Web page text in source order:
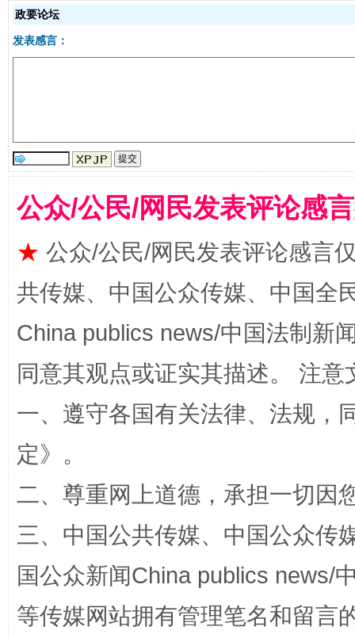
阿坝州三大球赛在茂县开幕 规模
政要论坛
发表感言：
公众/公民/网民发表评论感
★ 公众/公民/网民发表评论感言
共传媒、中国公众传媒、中国全
China publics news/中国法制新
同意其观点或证实其描述。 注
一、遵守各国有关法律、法规，
定》。
二、尊重网上道德，承担一切因
三、中国公共传媒、中国公众传
国公众新闻China publics news/
等传媒网站拥有管理笔名和留言